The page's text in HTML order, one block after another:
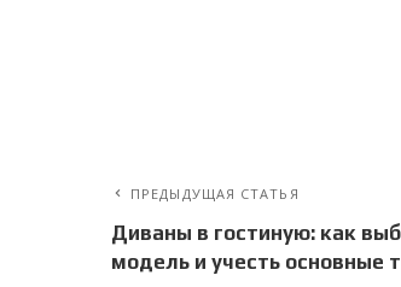
ПРЕДЫДУЩАЯ СТАТЬЯ
Диваны в гостиную: как
модель и учесть основные